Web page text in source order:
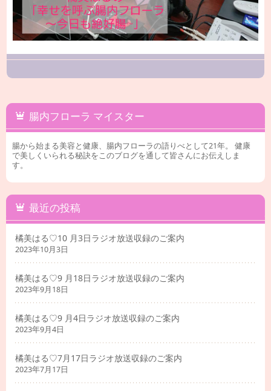
腸内フローラ マイスター
腸から始まる美容と健康、腸内フローラの語りべとして21年。 健康
で美しくいられる秘訣をこのブログを通して皆さんにお伝えしま
す。
最近の投稿
橘美はる♡10 月3日ラジオ放送収録のご案内
2023年10月3日
橘美はる♡9 月18日ラジオ放送収録のご案内
2023年9月18日
橘美はる♡9 月4日ラジオ放送収録のご案内
2023年9月4日
橘美はる♡7月17日ラジオ放送収録のご案内
2023年7月17日